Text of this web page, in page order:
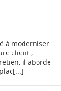
à moderniser
client ;
il aborde